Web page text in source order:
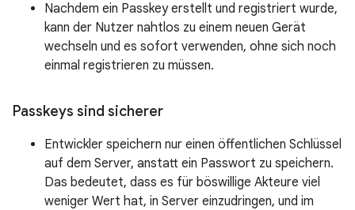
Nachdem ein Passkey erstellt und registriert wurde,
kann der Nutzer nahtlos zu einem neuen Gerät
wechseln und es sofort verwenden, ohne sich noch
einmal registrieren zu müssen.
Passkeys sind sicherer
Entwickler speichern nur einen öffentlichen Schlüssel
auf dem Server, anstatt ein Passwort zu speichern.
Das bedeutet, dass es für böswillige Akteure viel
weniger Wert hat, in Server einzudringen, und im